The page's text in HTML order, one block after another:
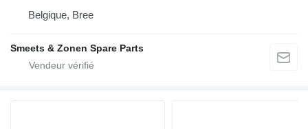
Belgique, Bree
Smeets & Zonen Spare Parts